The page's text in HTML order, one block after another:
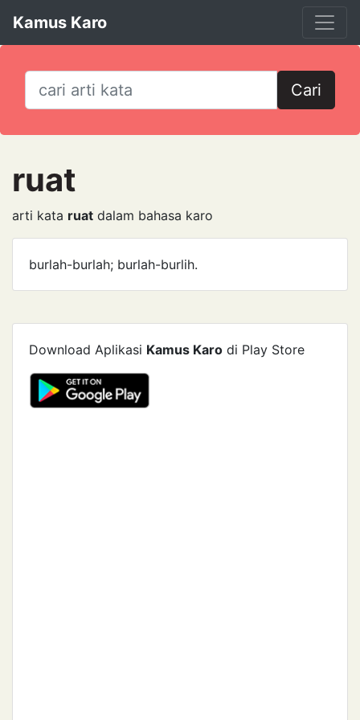
Kamus Karo
Cari
ruat
arti kata ruat dalam bahasa karo
burlah-burlah; burlah-burlih.
Download Aplikasi Kamus Karo di Play Store